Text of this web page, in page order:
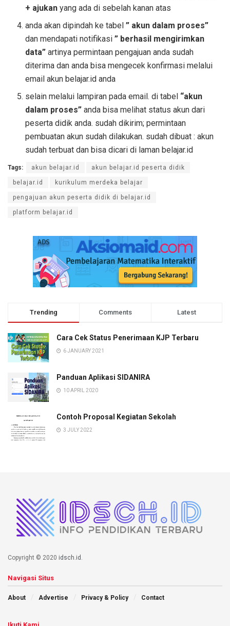
+ ajukan yang ada di sebelah kanan atas
anda akan dipindah ke tabel ” akun dalam proses”
dan mendapati notifikasi” berhasil mengirimkan
data” artinya permintaan pengajuan anda sudah
diterima dan anda bisa mengecek konfirmasi melalui
email akun belajar.id anda
selain melalui lampiran pada email. di tabel “akun
dalam proses” anda bisa melihat status akun dari
peserta didik anda. sudah dikirim; permintaan
pembuatan akun sudah dilakukan. sudah dibuat : akun
sudah terbuat dan bisa dicari di laman belajar.id
Tags: akun belajar.id akun belajar.id peserta didik
belajar.id kurikulum merdeka belajar
pengajuan akun peserta didik di belajar.id
platform belajar.id
Trending Comments Latest
Cara Cek Status Penerimaan KJP Terbaru
6 JANUARY 2021
Panduan Aplikasi SIDANIRA
10 APRIL 2020
Contoh Proposal Kegiatan Sekolah
3 JULY 2022
Copyright © 2020 idsch.id .
Navigasi Situs
About Advertise Privacy & Policy Contact